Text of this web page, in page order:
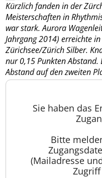
Kürzlich fanden in der
Meisterschaften in
war stark. Aurora
Jahrgang 2014) erreichte
Zürichsee/Zürich Silber.
nur 0,15 Punkten
Abstand auf den zweiten
Sie haben das
Bitte
(Mailadresse